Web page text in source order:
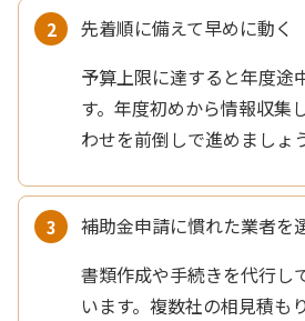
先着順に備えて早めに動く
予算上限に達すると年度途
す。年度初めから情報収集
わせを前倒しで進めましょ
補助金申請に慣れた業者を
書類作成や手続きを代行し
います。複数社の相見積も